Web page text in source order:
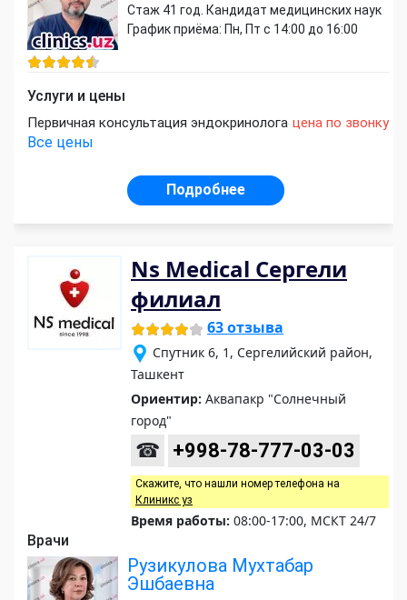
Стаж 41 год. Кандидат медицинских наук
График приёма: Пн, Пт с 14:00 до 16:00
Услуги и цены
Первичная консультация эндокринолога цена по звонку
Все цены
Подробнее
Ns Medical Сергели
филиал
63 отзыва
Спутник 6, 1, Сергелийский район,
Ташкент
Ориентир: Аквапакр "Солнечный
город"
☎ +998-78-777-03-03
Скажите, что нашли номер телефона на
Клиникс уз
Время работы: 08:00-17:00, МСКТ 24/7
Врачи
Рузикулова Мухтабар
Эшбаевна